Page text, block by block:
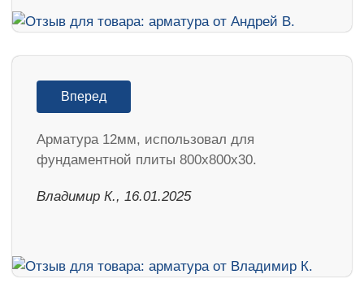
Вперед
Арматура 12мм, использовал для
фундаментной плиты 800х800х30.
Владимир К., 16.01.2025